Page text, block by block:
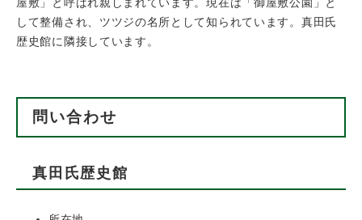
して整備され、ツツジの名所として知られています。真田氏
歴史館に隣接しています。
問い合わせ
真田氏歴史館